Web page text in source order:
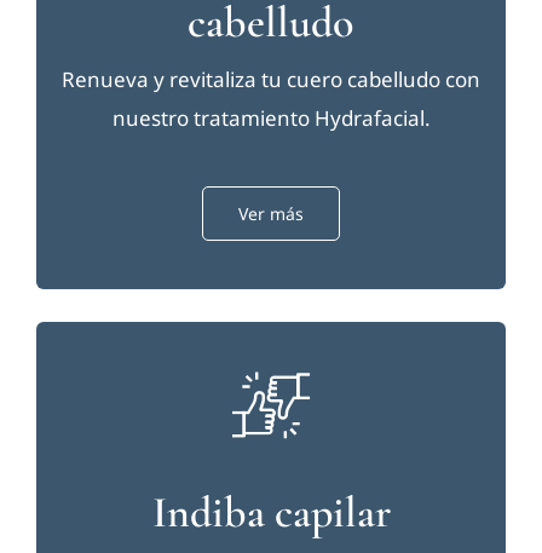
cabelludo
Renueva y revitaliza tu cuero cabelludo con
nuestro tratamiento Hydrafacial.
Ver más
Indiba capilar